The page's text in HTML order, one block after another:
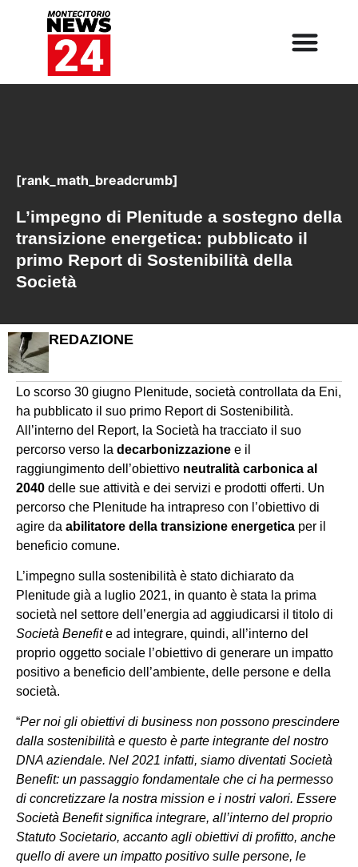
[rank_math_breadcrumb]
L’impegno di Plenitude a sostegno della
transizione energetica: pubblicato il
primo Report di Sostenibilità della
Società
REDAZIONE
Lo scorso 30 giugno Plenitude, società controllata da Eni,
ha pubblicato il suo primo Report di Sostenibilità.
All’interno del Report, la Società ha tracciato il suo
percorso verso la decarbonizzazione e il
raggiungimento dell’obiettivo neutralità carbonica al
2040 delle sue attività e dei servizi e prodotti offerti. Un
percorso che Plenitude ha intrapreso con l’obiettivo di
agire da abilitatore della transizione energetica per il
beneficio comune.
L’impegno sulla sostenibilità è stato dichiarato da
Plenitude già a luglio 2021, in quanto è stata la prima
società nel settore dell’energia ad aggiudicarsi il titolo di
Società Benefite ad integrare, quindi, all’interno del
proprio oggetto sociale l’obiettivo di generare un impatto
positivo a beneficio dell’ambiente, delle persone e della
società.
“Per noi gli obiettivi di business non possono prescindere
dalla sostenibilità e questo è parte integrante del nostro
DNA aziendale. Nel 2021 infatti, siamo diventati Società
Benefit: un passaggio fondamentale che ci ha permesso
di concretizzare la nostra mission e i nostri valori. Essere
Società Benefit significa integrare, all’interno del proprio
Statuto Societario, accanto agli obiettivi di profitto, anche
quello di avere un impatto positivo sulle persone, le